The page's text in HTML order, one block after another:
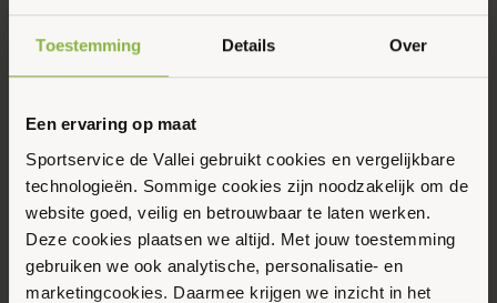
Toestemming Details Over
Een ervaring op maat
Sportservice de Vallei gebruikt cookies en vergelijkbare
technologieën. Sommige cookies zijn noodzakelijk om de
website goed, veilig en betrouwbaar te laten werken.
Deze cookies plaatsen we altijd. Met jouw toestemming
gebruiken we ook analytische, personalisatie- en
marketingcookies. Daarmee krijgen we inzicht in het
SAM Sportbieb Essenburg Ede
14:00 - 16:00
Schoonenburg, Ede
Gratis
17
Juni 2026
Gemeente Ede, Kinderen, SAM, SAM Sportbieb
SAM Sportbieb Essenburg Ede
14:00 - 16:00
Schoonenburg, Ede
Gratis